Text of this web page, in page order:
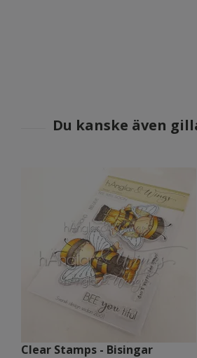
Clear Stamps - Bisingar